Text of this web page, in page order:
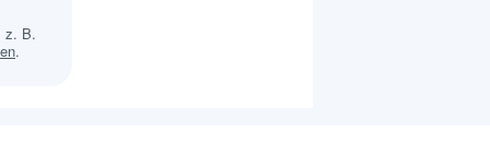
z. B.
.